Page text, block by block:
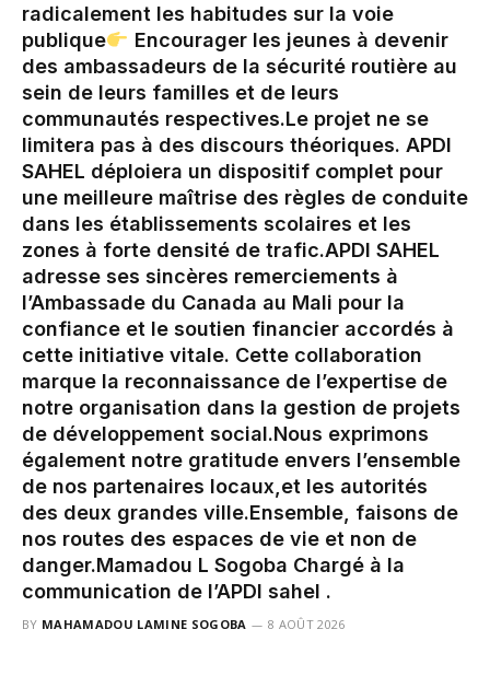
radicalement les habitudes sur la voie
publique‎
Encourager les jeunes à devenir
des ambassadeurs de la sécurité routière au
sein de leurs familles et de leurs
communautés respectives.‎‎‎Le projet ne se
limitera pas à des discours théoriques. APDI
SAHEL déploiera un dispositif complet pour
une meilleure maîtrise des règles de conduite
dans les établissements scolaires et les
zones à forte densité de trafic.‎APDI SAHEL
adresse ses sincères remerciements à
l’Ambassade du Canada au Mali pour la
confiance et le soutien financier accordés à
cette initiative vitale. Cette collaboration
marque la reconnaissance de l’expertise de
notre organisation dans la gestion de projets
de développement social.‎‎Nous exprimons
également notre gratitude envers l’ensemble
de nos partenaires locaux,et les autorités
des deux grandes ville.‎Ensemble, faisons de
nos routes des espaces de vie et non de
danger.‎‎Mamadou L Sogoba Chargé à la
communication de l’APDI sahel .
BY MAHAMADOU LAMINE SOGOBA 8 AOÛT 2026